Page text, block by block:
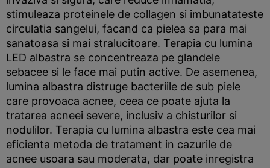
stimuleaza proteinele de collagen si imbunatateste
circulatia sangelui, facand ca pielea sa para mai
sanatoasa si mai stralucitoare. Terapia cu lumina
LED albastra se concentreaza pe glandele
sebacee si le face mai putin active. De asemenea,
lumina albastra distruge bacteriile de sub piele
care provoaca acnee, ceea ce poate ajuta la
tratarea acneei severe, inclusiv a chisturilor si
nodulilor. Terapia cu lumina albastra este cea mai
eficienta metoda de tratament in cazurile de
acnee usoara sau moderata, dar poate inregistra